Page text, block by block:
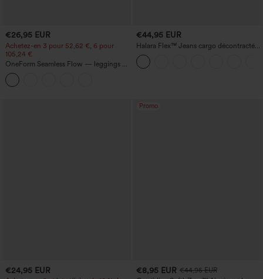
€26,95 EUR
Achetez-en 3 pour 52,62 €, 6 pour
105,24 €
OneForm Seamless Flow — leggings de
yoga sans coutures, taille mi-haute, effet
gainant pour le ventre et liftant pour les
fesses
€44,95 EUR
Halara Flex™ Jeans cargo décontractés
taille mi-haute, jambes droites, avec
poches
€24,95 EUR
Promo
€8,95 EUR €44,95 EUR